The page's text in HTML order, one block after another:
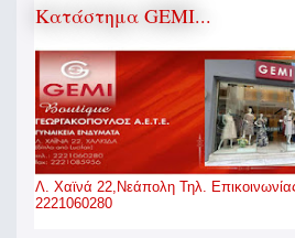
Κατάστημα GEMI...
Λ. Χαϊνά 22,Νεάπολη Τηλ.
2221060280